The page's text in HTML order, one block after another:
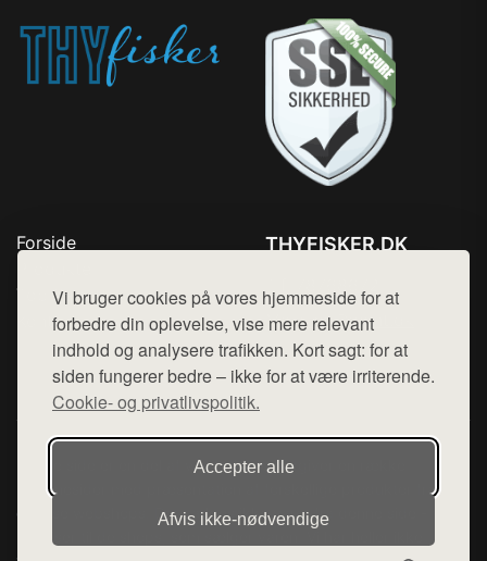
Vi bruger cookies på vores hjemmeside for at
forbedre din oplevelse, vise mere relevant
indhold og analysere trafikken. Kort sagt: for at
siden fungerer bedre – ikke for at være irriterende.
Cookie- og privatlivspolitik.
Accepter alle
Afvis ikke‑nødvendige
Forside
Top Rabatter
Kontakt
THYFISKER.DK
Mail: hej@want.dk
Cookie- og privatlivspolitik
Denne side er en del af want.dk, der udgiver en række
hjemmesider med præsentation af forskellige produkter fra
diverse webshops. Der sælges ikke varer fra denne side - vi
henviser til de shops, som sælger varen. Vi har heller ikke